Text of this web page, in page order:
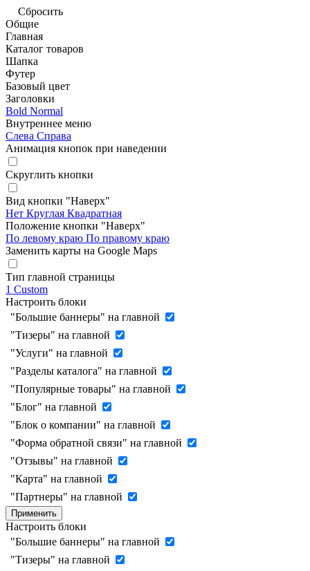
Сбросить
Общие
Главная
Каталог товаров
Шапка
Футер
Базовый цвет
Заголовки
Bold Normal
Внутреннее меню
Слева Справа
Анимация кнопок при наведении
Скруглить кнопки
Вид кнопки "Наверх"
Нет Круглая Квадратная
Положение кнопки "Наверх"
По левому краю По правому краю
Заменить карты на Google Maps
Тип главной страницы
1 Custom
Настроить блоки
"Большие баннеры" на главной
"Тизеры" на главной
"Услуги" на главной
"Разделы каталога" на главной
"Популярные товары" на главной
"Блог" на главной
"Блок о компании" на главной
"Форма обратной связи" на главной
"Отзывы" на главной
"Карта" на главной
"Партнеры" на главной
Применить
Настроить блоки
"Большие баннеры" на главной
"Тизеры" на главной